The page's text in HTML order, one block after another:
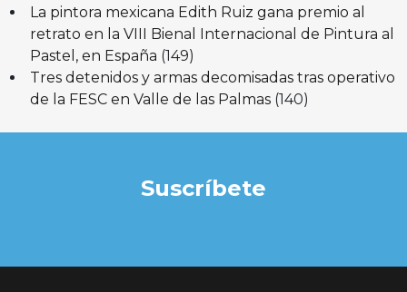
La pintora mexicana Edith Ruiz gana premio al
retrato en la VIII Bienal Internacional de Pintura al
Pastel, en España (149)
Tres detenidos y armas decomisadas tras operativo
de la FESC en Valle de las Palmas (140)
Suscríbete